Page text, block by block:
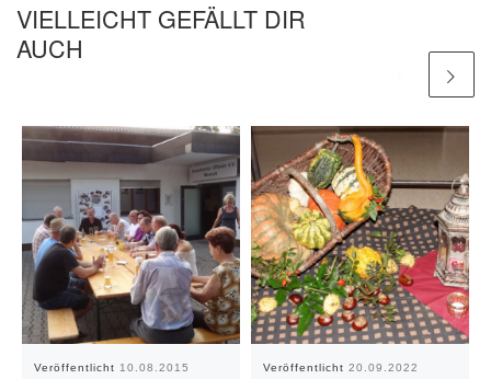
VIELLEICHT GEFÄLLT DIR
AUCH
Veröffentlicht 10.08.2015 Veröffentlicht 20.09.2022